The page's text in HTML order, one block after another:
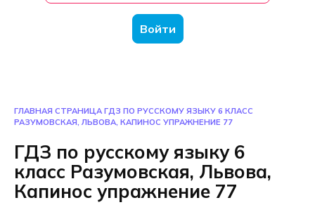
Войти
ГЛАВНАЯ СТРАНИЦА ГДЗ ПО РУССКОМУ ЯЗЫКУ 6 КЛАСС
РАЗУМОВСКАЯ, ЛЬВОВА, КАПИНОС УПРАЖНЕНИЕ 77
ГДЗ по русскому языку 6
класс Разумовская, Львова,
Капинос упражнение 77